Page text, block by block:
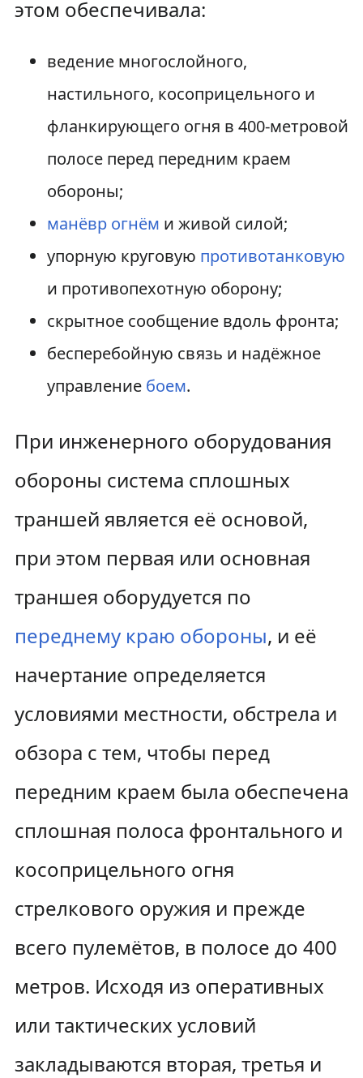
этом обеспечивала:
ведение многослойного,
настильного, косоприцельного и
фланкирующего огня в 400-метровой
полосе перед передним краем
обороны;
манёвр огнём и живой силой;
упорную круговую противотанковую
и противопехотную оборону;
скрытное сообщение вдоль фронта;
бесперебойную связь и надёжное
управление боем.
При инженерного оборудования
обороны система сплошных
траншей является её основой,
при этом первая или основная
траншея оборудуется по
переднему краю обороны, и её
начертание определяется
условиями местности, обстрела и
обзора с тем, чтобы перед
передним краем была обеспечена
сплошная полоса фронтального и
косоприцельного огня
стрелкового оружия и прежде
всего пулемётов, в полосе до 400
метров. Исходя из оперативных
или тактических условий
закладываются вторая, третья и